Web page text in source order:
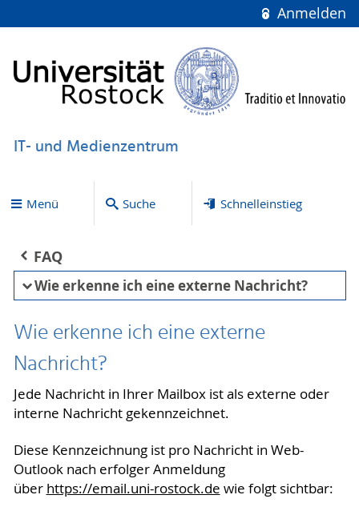
Anmelden
IT- und Medienzentrum
Menü Suche Schnelleinstieg
FAQ
Wie erkenne ich eine externe Nachricht?
Wie erkenne ich eine externe
Nachricht?
Jede Nachricht in Ihrer Mailbox ist als externe oder
interne Nachricht gekennzeichnet.
Diese Kennzeichnung ist pro Nachricht in Web-
Outlook nach erfolger Anmeldung
über https://email.uni-rostock.de wie folgt sichtbar: